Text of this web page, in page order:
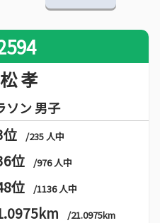
孝
ソン 男子
位 /235 人中
位 /976 人中
位 /1136 人中
/21.0975km